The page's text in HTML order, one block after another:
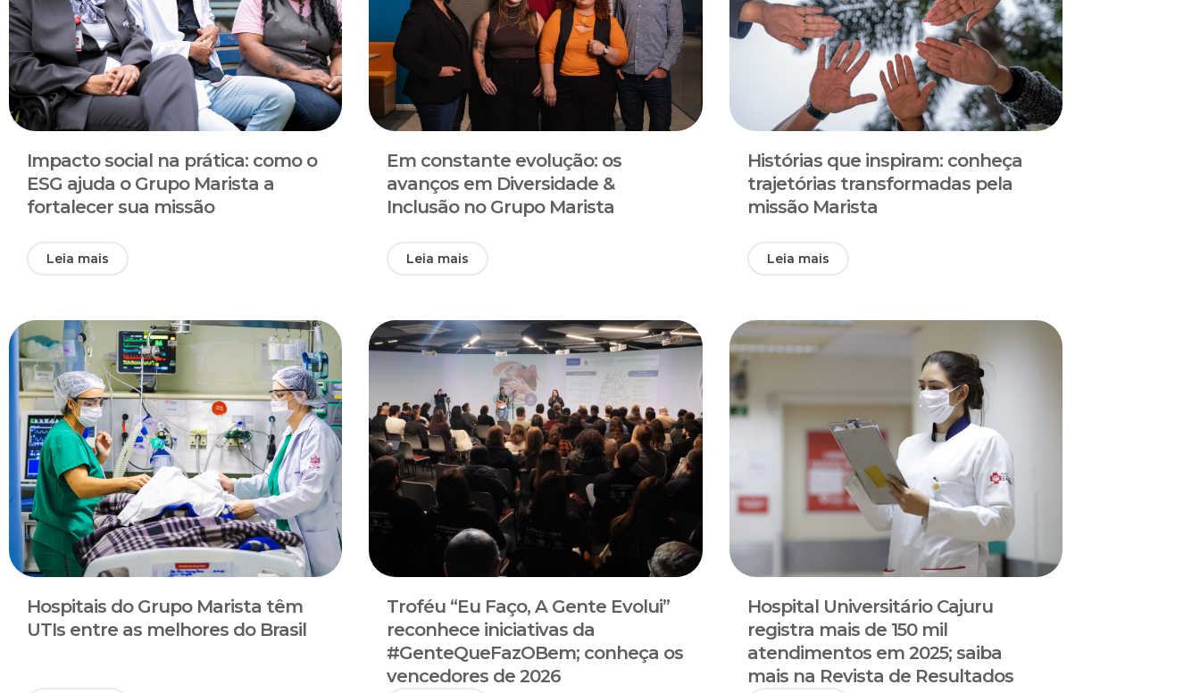
Impacto social na prática: como o
ESG ajuda o Grupo Marista a
fortalecer sua missão
Leia mais
Em constante evolução: os
avanços em Diversidade &
Inclusão no Grupo Marista
Leia mais
Histórias que inspiram: conheça
trajetórias transformadas pela
missão Marista
Leia mais
Hospitais do Grupo Marista têm
UTIs entre as melhores do Brasil
Troféu “Eu Faço, A Gente Evolui”
reconhece iniciativas da
#GenteQueFazOBem; conheça os
vencedores de 2026
Hospital Universitário Cajuru
registra mais de 150 mil
atendimentos em 2025; saiba
mais na Revista de Resultados